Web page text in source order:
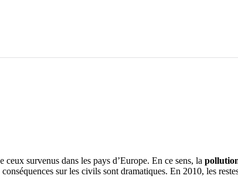
survenus dans les pays d’Europe. En ce sens, la
sur les civils sont dramatiques. En 2010, les